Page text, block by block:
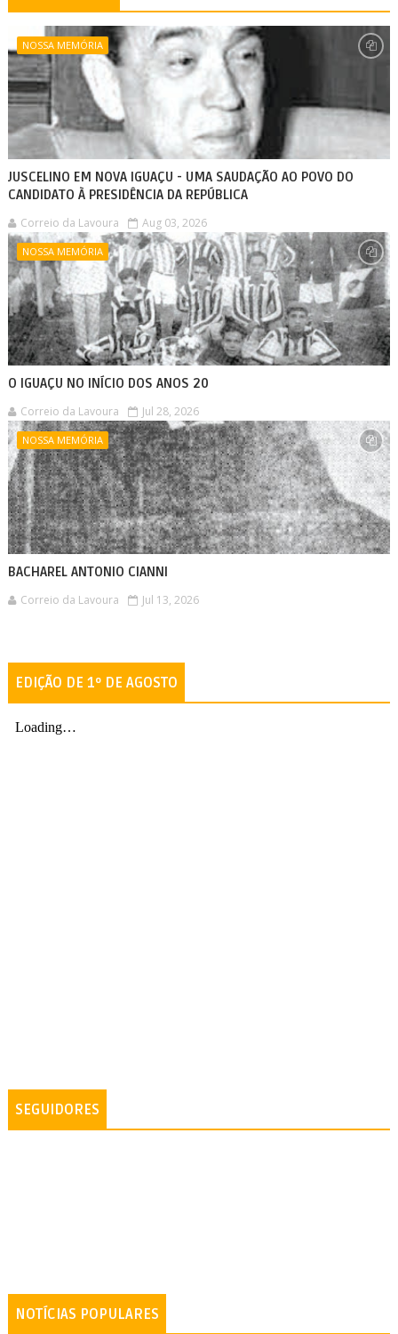
NOSSA MEMÓRIA
JUSCELINO EM NOVA IGUAÇU - UMA SAUDAÇÃO AO POVO DO
CANDIDATO À PRESIDÊNCIA DA REPÚBLICA
Correio da Lavoura Aug 03, 2026
NOSSA MEMÓRIA
O IGUAÇU NO INÍCIO DOS ANOS 20
Correio da Lavoura Jul 28, 2026
NOSSA MEMÓRIA
BACHAREL ANTONIO CIANNI
Correio da Lavoura Jul 13, 2026
EDIÇÃO DE 1º DE AGOSTO
SEGUIDORES
NOTÍCIAS POPULARES